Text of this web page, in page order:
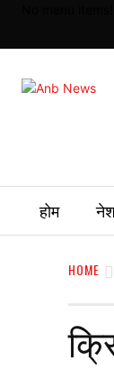
होम
HOME